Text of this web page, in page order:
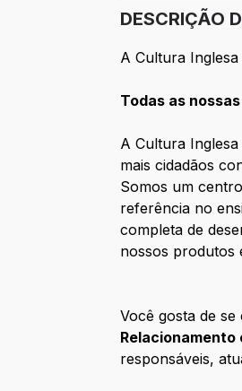
DESCRIÇÃO
A Cultura
Todas as
A Cultura
mais cidadãos
Somos um
referência no
completa de
nossos produtos
Você gosta de
Relacionamento
responsáveis,